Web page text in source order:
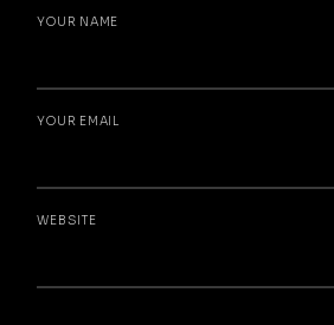
YOUR NAME
YOUR EMAIL
WEBSITE